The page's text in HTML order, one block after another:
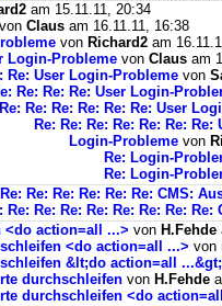
am 15.11.11, 20:34
von Claus am 16.11.11, 16:38
von Richard2 am
Login-Probleme von Claus am
Re: User Login-Probleme von
Re: Re: Re: User Login-
Re: Re: Re: Re: Re: Re: User
Re: Re: Re: Re: Re: Re:
Login-Probleme von
Re: Login-
Re: Login-
Re: Re: Re: Re: Re: Re: CMS:
Re: Re: Re: Re: Re: Re: Re:
<do action=all ...> von H.Fehde
<do action=all ...> von
&lt;do action=all ...&gt;
durchschleifen von H.Fehde
durchschleifen <do